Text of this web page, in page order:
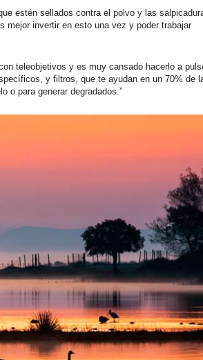
estén sellados contra el polvo y las
mejor invertir en esto una vez y poder trabajar
teleobjetivos y es muy cansado hacerlo a
y filtros, que te ayudan en un 70% de
o para generar degradados.”